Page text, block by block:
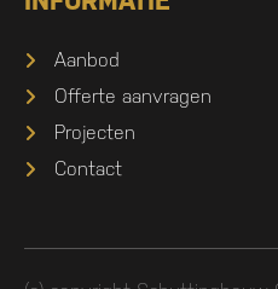
Aanbod
Offerte aanvragen
Projecten
Contact